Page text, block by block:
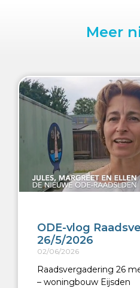
Meer
ODE-vlog
26/5/2026
02/06/2026
Raadsvergadering 26
– woningbouw Eijsden